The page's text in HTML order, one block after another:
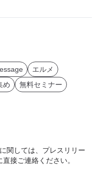
エルメ
め 無料セミナー
関しては、プレスリリー
接ご連絡ください。